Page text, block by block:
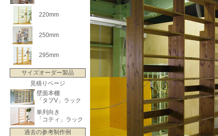
220mm
250mm
295mm
サイズオーダー製品
見積りページ
壁面本棚
「タブV」ラック
単列向き
「コティ」ラック
過去の参考制作例